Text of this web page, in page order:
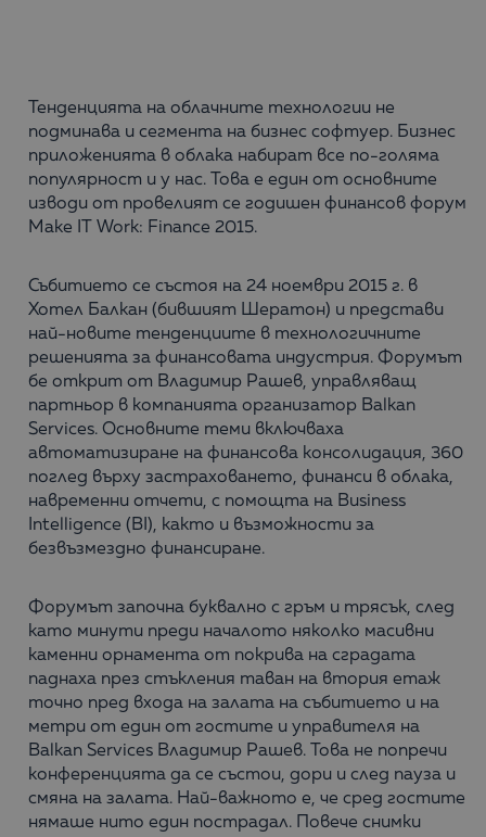
Тенденцията на облачните технологии не
подминава и сегмента на бизнес софтуер. Бизнес
приложенията в облака набират все по-голяма
популярност и у нас. Това е един от основните
изводи от провелият се годишен финансов форум
Make IT Work: Finance 2015.
Събитието се състоя на 24 ноември 2015 г. в
Хотел Балкан (бившият Шератон) и представи
най-новите тенденциите в технологичните
решенията за финансовата индустрия. Форумът
бе открит от Владимир Рашев, управляващ
партньор в компанията организатор Balkan
Services. Основните теми включваха
автоматизиране на финансова консолидация, 360
поглед върху застраховането, финанси в облака,
навременни отчети, с помощта на Business
Intelligence (BI), както и възможности за
безвъзмездно финансиране.
Форумът започна буквално с гръм и трясък, след
като минути преди началото няколко масивни
каменни орнамента от покрива на сградата
паднаха през стъкления таван на втория етаж
точно пред входа на залата на събитието и на
метри от един от гостите и управителя на
Balkan Services Владимир Рашев. Това не попречи
конференцията да се състои, дори и след пауза и
смяна на залата. Най-важното е, че сред гостите
нямаше нито един пострадал. Повече снимки